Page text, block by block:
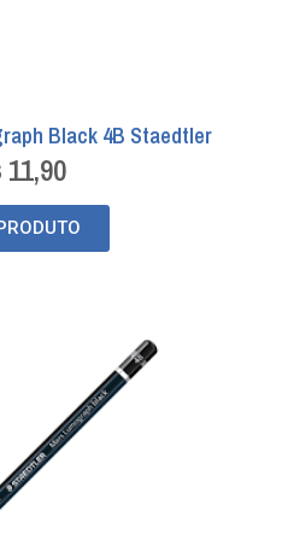
Black 4B Staedtler
11,90